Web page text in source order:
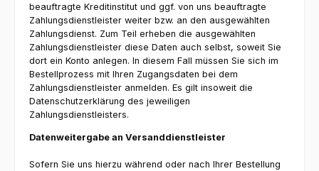
beauftragte Kreditinstitut und ggf. von uns beauftragte
Zahlungsdienstleister weiter bzw. an den ausgewählten
Zahlungsdienst. Zum Teil erheben die ausgewählten
Zahlungsdienstleister diese Daten auch selbst, soweit Sie
dort ein Konto anlegen. In diesem Fall müssen Sie sich im
Bestellprozess mit Ihren Zugangsdaten bei dem
Zahlungsdienstleister anmelden. Es gilt insoweit die
Datenschutzerklärung des jeweiligen
Zahlungsdienstleisters.
Datenweitergabe an Versanddienstleister
Sofern Sie uns hierzu während oder nach Ihrer Bestellung